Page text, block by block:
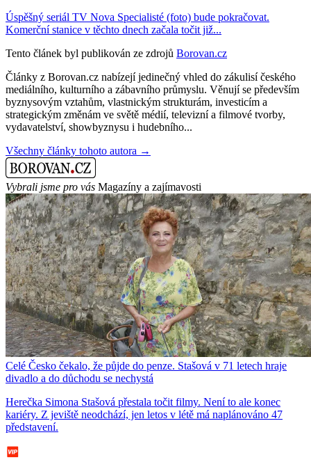
Úspěšný seriál TV Nova Specialisté (foto) bude pokračovat.
Komerční stanice v těchto dnech začala točit již...
Tento článek byl publikován ze zdrojů Borovan.cz
Články z Borovan.cz nabízejí jedinečný vhled do zákulisí českého
mediálního, kulturního a zábavního průmyslu. Věnují se především
byznysovým vztahům, vlastnickým strukturám, investicím a
strategickým změnám ve světě médií, televizní a filmové tvorby,
vydavatelství, showbyznysu i hudebního...
Všechny články tohoto autora →
Vybrali jsme pro vás Magazíny a zajímavosti
Celé Česko čekalo, že půjde do penze. Stašová v 71 letech hraje
divadlo a do důchodu se nechystá
Herečka Simona Stašová přestala točit filmy. Není to ale konec
kariéry. Z jeviště neodchází, jen letos v létě má naplánováno 47
představení.